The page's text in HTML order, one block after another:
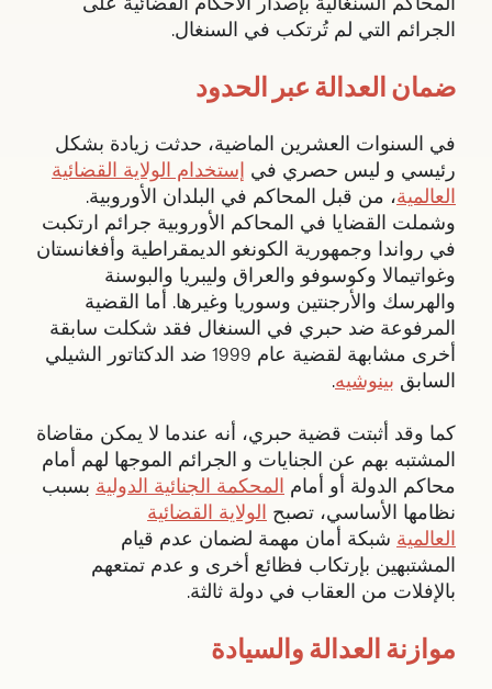
الجرائم التي لم تُرتكب في السنغال.
ضمان العدالة عبر الحدود
في السنوات العشرين الماضية، حدثت زيادة بشكل
رئيسي و ليس حصري في إستخدام الولاية القضائية
العالمية، من قبل المحاكم في البلدان الأوروبية.
وشملت القضايا في المحاكم الأوروبية جرائم ارتكبت
في رواندا وجمهورية الكونغو الديمقراطية وأفغانستان
وغواتيمالا وكوسوفو والعراق وليبريا والبوسنة
والهرسك والأرجنتين وسوريا وغيرها. أما القضية
المرفوعة ضد حبري في السنغال فقد شكلت سابقة
أخرى مشابهة لقضية عام 1999 ضد الدكتاتور الشيلي
السابق بينوشيه.
كما وقد أثبتت قضية حبري، أنه عندما لا يمكن مقاضاة
المشتبه بهم عن الجنايات و الجرائم الموجها لهم أمام
محاكم الدولة أو أمام المحكمة الجنائية الدولية بسبب
نظامها الأساسي، تصبح الولاية القضائية
العالمية شبكة أمان مهمة لضمان عدم قيام
المشتبهين بإرتكاب فظائع أخرى و عدم تمتعهم
بالإفلات من العقاب في دولة ثالثة.
موازنة العدالة والسيادة